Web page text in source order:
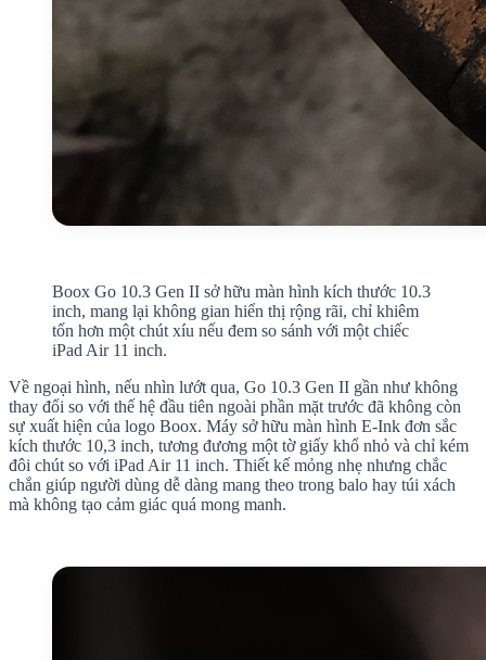
Boox Go 10.3 Gen II sở hữu màn hình kích thước 10.3
inch, mang lại không gian hiển thị rộng rãi, chỉ khiêm
tốn hơn một chút xíu nếu đem so sánh với một chiếc
iPad Air 11 inch.
Về ngoại hình, nếu nhìn lướt qua, Go 10.3 Gen II gần như không
thay đổi so với thế hệ đầu tiên ngoài phần mặt trước đã không còn
sự xuất hiện của logo Boox. Máy sở hữu màn hình E-Ink đơn sắc
kích thước 10,3 inch, tương đương một tờ giấy khổ nhỏ và chỉ kém
đôi chút so với iPad Air 11 inch. Thiết kế mỏng nhẹ nhưng chắc
chắn giúp người dùng dễ dàng mang theo trong balo hay túi xách
mà không tạo cảm giác quá mong manh.